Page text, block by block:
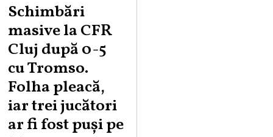
Schimbări
masive la CFR
Cluj după 0-5
cu Tromso.
Folha pleacă,
iar trei jucători
ar fi fost puși pe